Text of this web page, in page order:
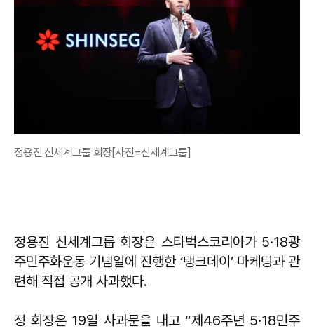
정용진 신세계그룹 회장[사진=신세계그룹]
정용진 신세계그룹 회장은 스타벅스코리아가 5·18광
주민주화운동 기념일에 진행한 ‘탱크데이’ 마케팅과 관
련해 직접 공개 사과했다.
정 회장은 19일 사과문을 내고 “제46주년 5·18민주